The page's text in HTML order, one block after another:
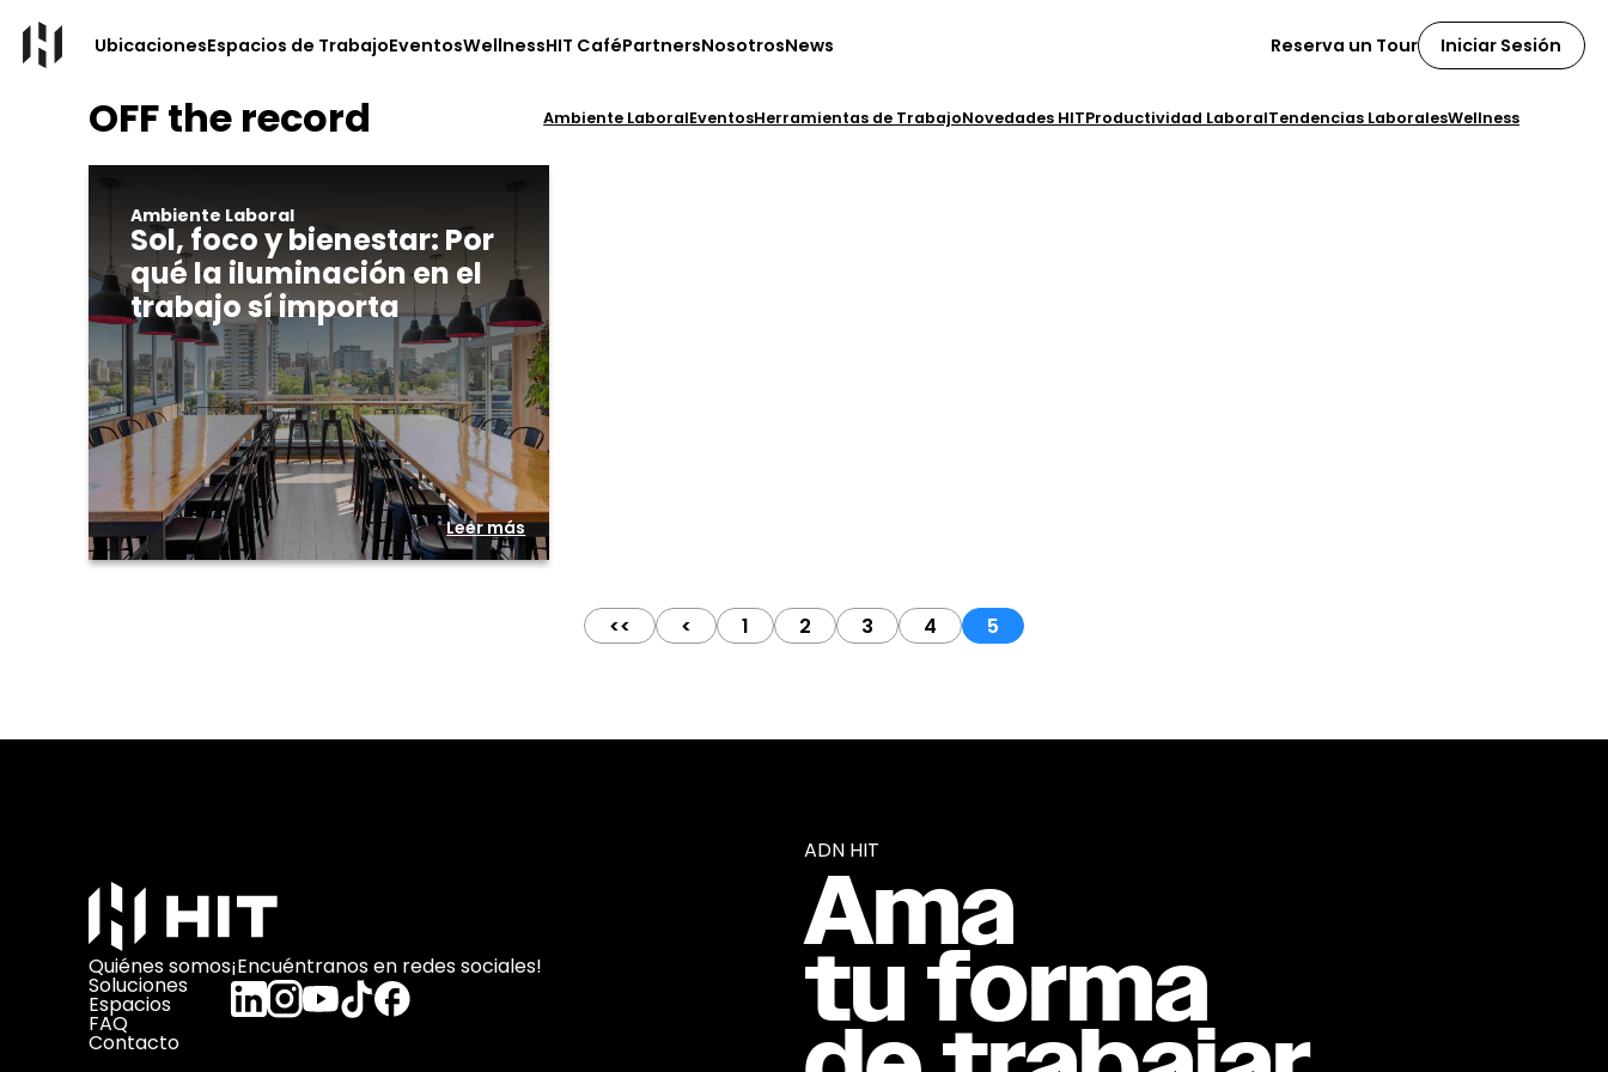
UbicacionesEspacios de TrabajoEventosWellnessHIT CaféPartnersNosotrosNews Reserva un Tour Iniciar Sesión
OFF the record Ambiente LaboralEventosHerramientas de TrabajoNovedades HITProductividad LaboralTendencias LaboralesWellness
Ambiente Laboral
Sol, foco y bienestar: Por
qué la iluminación en el
trabajo sí importa
Leer más
<< < 1 2 3 4 5
Quiénes somos
Soluciones
Espacios
FAQ
Contacto
¡Encuéntranos en redes sociales!
ADN HIT
Ama
tu forma